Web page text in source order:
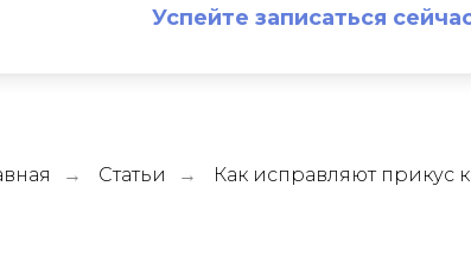
Успейте записаться
→ Статьи → Как исправляют прикус